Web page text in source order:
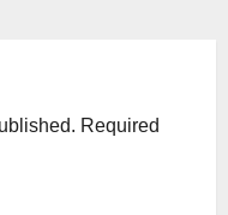
Required